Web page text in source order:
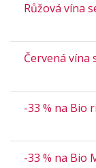
Růžová vína
Červená vína
-33 % na Bio
-33 % na Bio